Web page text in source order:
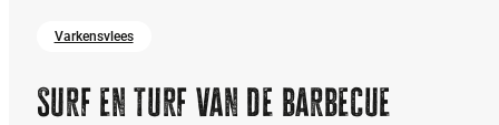
Varkensvlees
Surf en turf van de barbecue